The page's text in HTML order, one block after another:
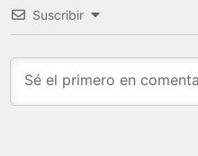
Suscribir